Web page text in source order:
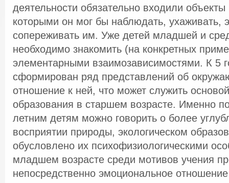
деятельности обязательно входили
которыми он мог бы наблюдать, ухаживать,
сопереживать им. Уже детей младшей и
необходимо знакомить (на конкретных
элементарными взаимозависимостями. К 5
сформирован ряд представлений об
отношение к ней, что может служить
образования в старшем возрасте. Именно
летним детям можно говорить о более
восприятии природы, экологическом
обусловлено их психофизиологическими
младшем возрасте среди мотивов учения
непосредственно эмоциональное